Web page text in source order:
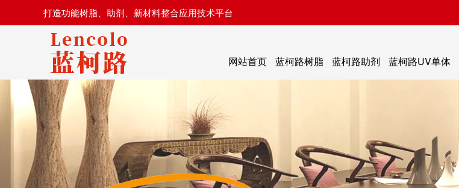
打造功能树脂、助剂、新材料整合应用技术平台
网站首页 蓝柯路树脂 蓝柯路助剂 蓝柯路UV单体